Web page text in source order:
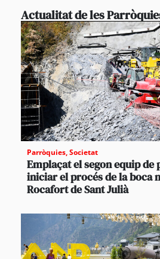
Actualitat de les
Parròquies,Societat
Emplaçat el segon equip
iniciar el procés de la boca
Rocafort de Sant Julià